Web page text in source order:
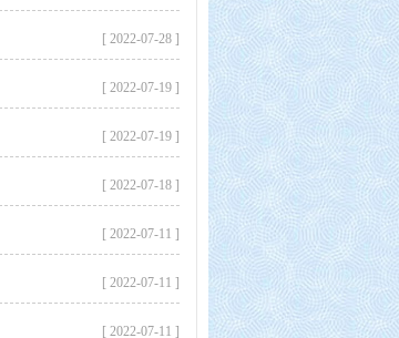
[ 2022-07-28 ]
[ 2022-07-19 ]
[ 2022-07-19 ]
[ 2022-07-18 ]
[ 2022-07-11 ]
[ 2022-07-11 ]
[ 2022-07-11 ]